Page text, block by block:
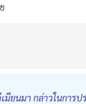
มียนมา กล่าวในกา